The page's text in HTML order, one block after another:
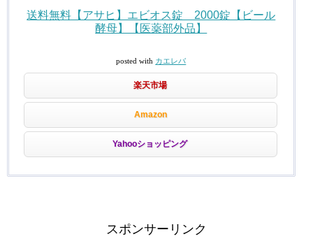
送料無料【アサヒ】エビオス錠 2000錠【ビール
酵母】【医薬部外品】
posted with カエレバ
楽天市場
Amazon
Yahooショッピング
スポンサーリンク